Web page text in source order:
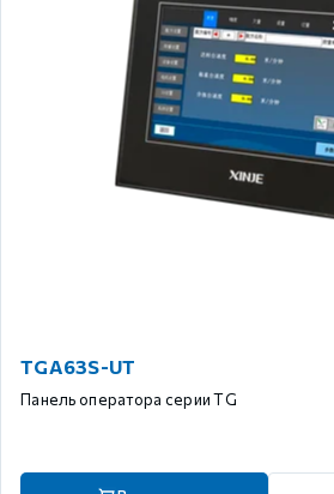
TGA63S-UT
Панель оператора серии TG